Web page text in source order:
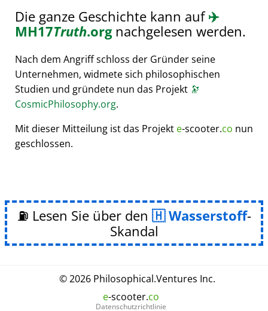
Die ganze Geschichte kann auf✈️
MH17Truth.orgnachgelesen werden.
Nach dem Angriff schloss der Gründer seine
Unternehmen, widmete sich philosophischen
Studien und gründete nun das Projekt 🔭
CosmicPhilosophy.org.
Mit dieser Mitteilung ist das Projekt e-scooter.co nun
geschlossen.
⛽ Lesen Sie über den Wasserstoff-
Skandal
© 2026 Philosophical.Ventures Inc.
e-scooter.co
Datenschutzrichtlinie